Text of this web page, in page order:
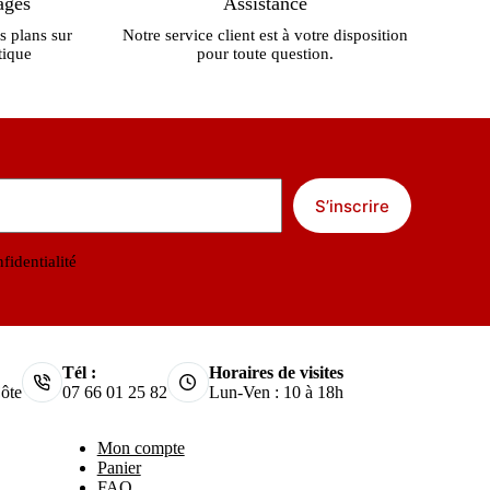
plans sur
Notre service client est à votre disposition
pour toute question.
S’inscrire
Tél :
07 66 01 25 82
Horaires de visites
Lun-Ven : 10 à 18h
Mon compte
Panier